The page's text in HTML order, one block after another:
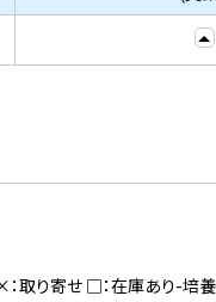
取り寄せ □：在庫あり-培養